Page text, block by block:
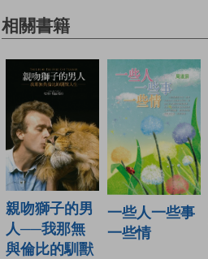
相關書籍
親吻獅子的男
人──我那無
與倫比的馴獸
一些人一些事
一些情